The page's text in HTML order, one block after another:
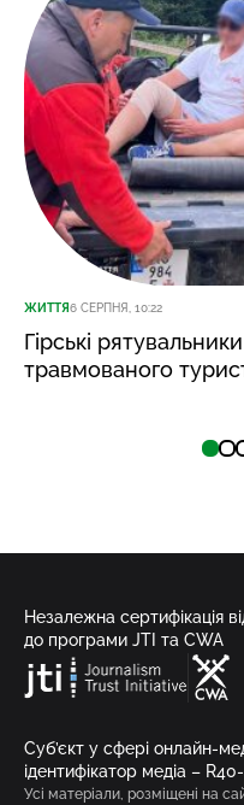
ЖИТТЯ6 СЕРПНЯ, 10:22
Гірські
травмованого
Незалежна сертифікація
до програми JTI та CWA
Суб’єкт у сфері онлайн-
ідентифікатор медіа –
Усі матеріали, розміщені на